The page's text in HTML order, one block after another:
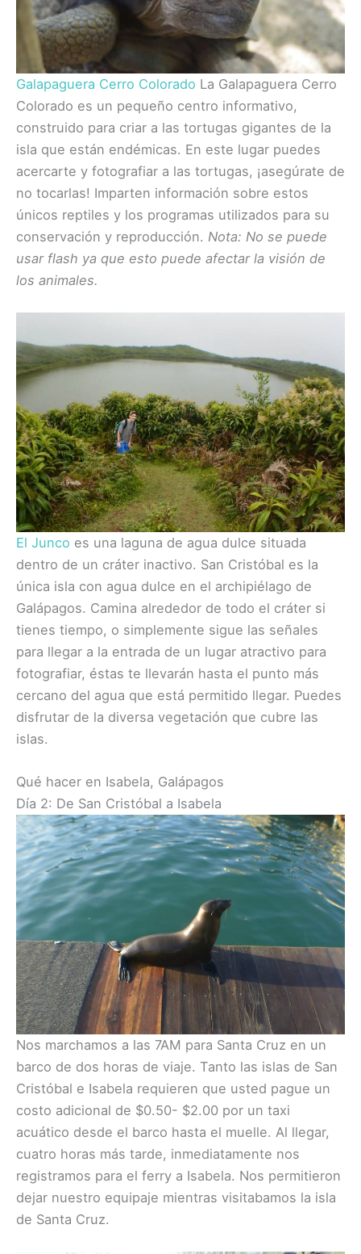
Galapaguera Cerro Colorado La Galapaguera Cerro
Colorado es un pequeño centro informativo,
construido para criar a las tortugas gigantes de la
isla que están endémicas. En este lugar puedes
acercarte y fotografiar a las tortugas, ¡asegúrate de
no tocarlas! Imparten información sobre estos
únicos reptiles y los programas utilizados para su
conservación y reproducción. Nota: No se puede
usar flash ya que esto puede afectar la visión de
los animales.
El Junco es una laguna de agua dulce situada
dentro de un cráter inactivo. San Cristóbal es la
única isla con agua dulce en el archipiélago de
Galápagos. Camina alrededor de todo el cráter si
tienes tiempo, o simplemente sigue las señales
para llegar a la entrada de un lugar atractivo para
fotografiar, éstas te llevarán hasta el punto más
cercano del agua que está permitido llegar. Puedes
disfrutar de la diversa vegetación que cubre las
islas.
Qué hacer en Isabela, Galápagos
Día 2: De San Cristóbal a Isabela
Nos marchamos a las 7AM para Santa Cruz en un
barco de dos horas de viaje. Tanto las islas de San
Cristóbal e Isabela requieren que usted pague un
costo adicional de $0.50- $2.00 por un taxi
acuático desde el barco hasta el muelle. Al llegar,
cuatro horas más tarde, inmediatamente nos
registramos para el ferry a Isabela. Nos permitieron
dejar nuestro equipaje mientras visitabamos la isla
de Santa Cruz.